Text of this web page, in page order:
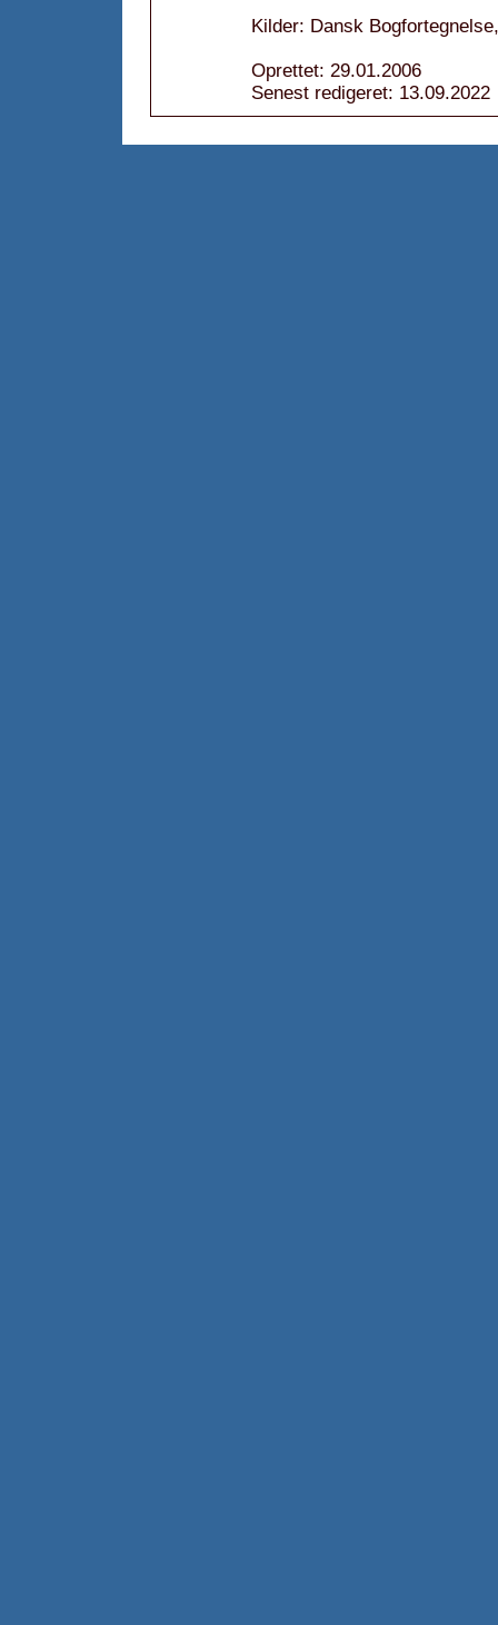
Kilder: Dansk
Oprettet: 29.01.2006
Senest redigeret: 13.09.2022